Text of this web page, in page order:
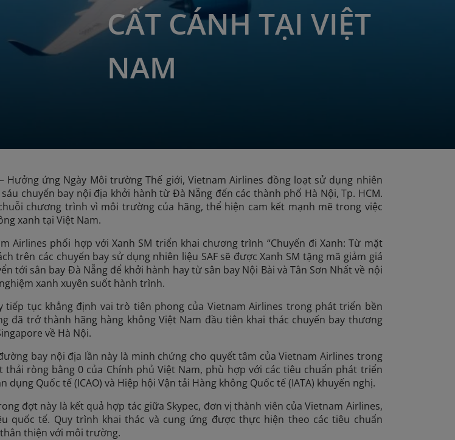
CẤT CÁNH TẠI VIỆT
NAM
Hưởng ứng Ngày Môi trường Thế giới, Vietnam Airlines đồng loạt sử dụng nhiên
chuyến bay nội địa khởi hành từ Đà Nẵng đến các thành phố Hà Nội, Tp. HCM.
chương trình vì môi trường của hãng, thể hiện cam kết mạnh mẽ trong việc
xanh tại Việt Nam.
Airlines phối hợp với Xanh SM triển khai chương trình “Chuyến đi Xanh: Từ mặt
trên các chuyến bay sử dụng nhiên liệu SAF sẽ được Xanh SM tặng mã giảm giá
tới sân bay Đà Nẵng để khởi hành hay từ sân bay Nội Bài và Tân Sơn Nhất về nội
xanh xuyên suốt hành trình.
tiếp tục khẳng định vai trò tiên phong của Vietnam Airlines trong phát triển bền
đã trở thành hãng hàng không Việt Nam đầu tiên khai thác chuyến bay thương
về Hà Nội.
bay nội địa lần này là minh chứng cho quyết tâm của Vietnam Airlines trong
ròng bằng 0 của Chính phủ Việt Nam, phù hợp với các tiêu chuẩn phát triển
dụng Quốc tế (ICAO) và Hiệp hội Vận tải Hàng không Quốc tế (IATA) khuyến nghị.
đợt này là kết quả hợp tác giữa Skypec, đơn vị thành viên của Vietnam Airlines,
quốc tế. Quy trình khai thác và cung ứng được thực hiện theo các tiêu chuẩn
thiện với môi trường.